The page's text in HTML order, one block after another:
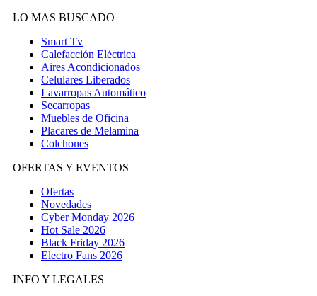
LO MAS BUSCADO
Smart Tv
Calefacción Eléctrica
Aires Acondicionados
Celulares Liberados
Lavarropas Automático
Secarropas
Muebles de Oficina
Placares de Melamina
Colchones
OFERTAS Y EVENTOS
Ofertas
Novedades
Cyber Monday 2026
Hot Sale 2026
Black Friday 2026
Electro Fans 2026
INFO Y LEGALES